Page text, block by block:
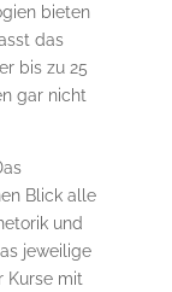
bieten
das
bis zu 25
gar nicht
Blick alle
und
jeweilige
Kurse mit